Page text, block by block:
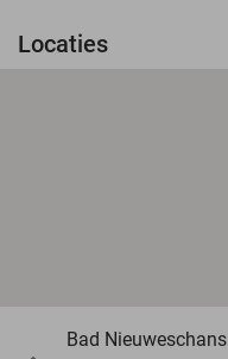
Locaties
Bad Nieuweschans